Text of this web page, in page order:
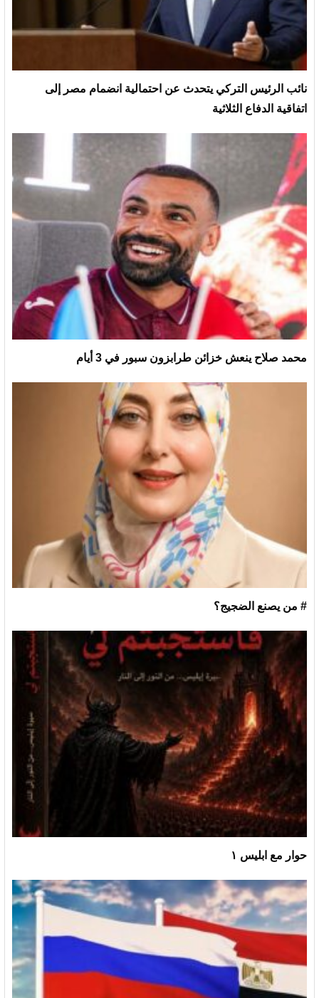
نائب الرئيس التركي يتحدث عن احتمالية انضمام مصر إلى
اتفاقية الدفاع الثلاثية
محمد صلاح ينعش خزائن طرابزون سبور في 3 أيام
# من يصنع الضجيج؟
حوار مع ابليس ١